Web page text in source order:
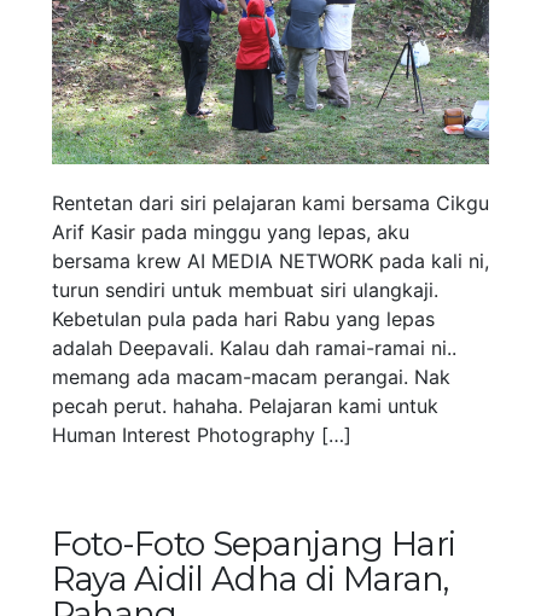
Rentetan dari siri pelajaran kami bersama Cikgu
Arif Kasir pada minggu yang lepas, aku
bersama krew AI MEDIA NETWORK pada kali ni,
turun sendiri untuk membuat siri ulangkaji.
Kebetulan pula pada hari Rabu yang lepas
adalah Deepavali. Kalau dah ramai-ramai ni..
memang ada macam-macam perangai. Nak
pecah perut. hahaha. Pelajaran kami untuk
Human Interest Photography […]
Foto-Foto Sepanjang Hari
Raya Aidil Adha di Maran,